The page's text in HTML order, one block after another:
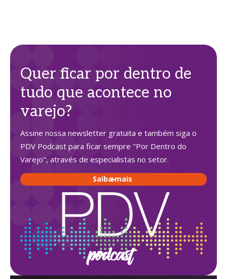
Quer ficar por dentro de
tudo que acontece no
varejo?
Assine nossa newsletter gratuita e também siga o
PDV Podcast para ficar sempre "Por Dentro do
Varejo", através de especialistas no setor.
Saiba mais